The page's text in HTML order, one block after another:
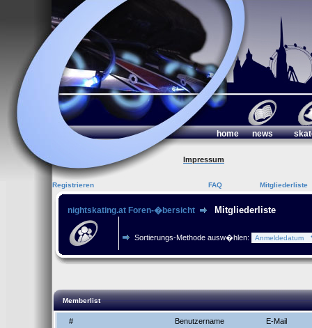
home news
Impressum
Registrieren FAQ Mitgliederliste
nightskating.at Foren-�bersicht Mitgliederliste
Sortierungs-Methode ausw�hlen:
Memberlist
# Benutzername E-Mail